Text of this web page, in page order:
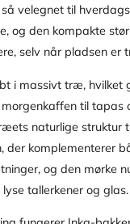
velegnet til
og den kompakte
selv når pladsen er
i massivt træ, hvilket
til tapas
naturlige struktur
der komplementerer
og den mørke
tallerkener og glas.